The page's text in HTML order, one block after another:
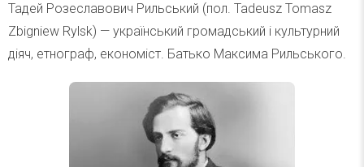
Тадей Розеславович Рильський (пол. Tadeusz Tomasz
Zbigniew Rylsk) — український громадський і культурний
діяч, етнограф, економіст. Батько Максима Рильського.